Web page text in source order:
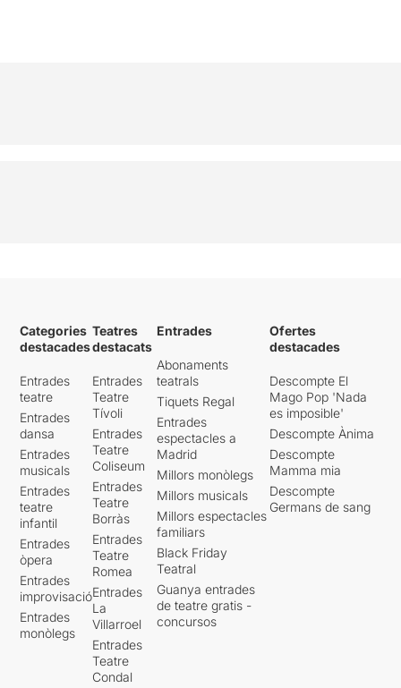
Categories
destacades
Entrades
teatre
Entrades
dansa
Entrades
musicals
Entrades
teatre
infantil
Entrades
òpera
Entrades
improvisació
Entrades
monòlegs
Teatres
destacats
Entrades
Teatre
Tívoli
Entrades
Teatre
Coliseum
Entrades
Teatre
Borràs
Entrades
Teatre
Romea
Entrades
La
Villarroel
Entrades
Teatre
Condal
Entrades
Abonaments
teatrals
Tiquets Regal
Entrades
espectacles a
Madrid
Millors monòlegs
Millors musicals
Millors espectacles
familiars
Black Friday
Teatral
Guanya entrades
de teatre gratis -
concursos
Ofertes
destacades
Descompte El
Mago Pop 'Nada
es imposible'
Descompte Ànima
Descompte
Mamma mia
Descompte
Germans de sang